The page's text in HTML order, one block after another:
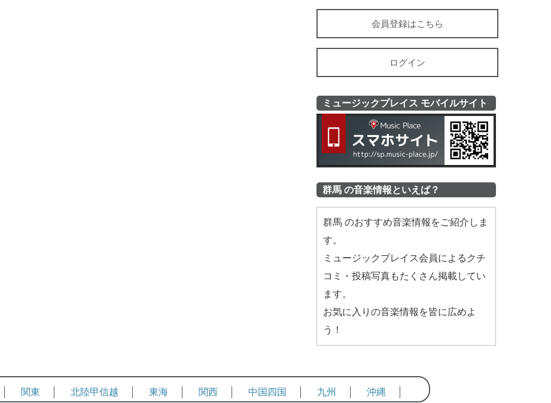
会員登録はこちら
ログイン
ミュージックプレイス モバイルサイト
群馬 の音楽情報といえば？
群馬 のおすすめ音楽情報をご紹介しま
す。
ミュージックプレイス会員によるクチ
コミ・投稿写真もたくさん掲載してい
ます。
お気に入りの音楽情報を皆に広めよ
う！
関東 北陸甲信越 東海 関西 中国四国 九州 沖縄